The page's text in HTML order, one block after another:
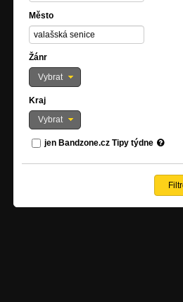
Město
Žánr
Vybrat
Kraj
Vybrat
jen Bandzone.cz Tipy týdne